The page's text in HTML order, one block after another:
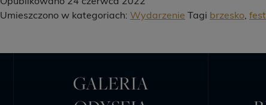
Umieszczono w kategoriach: Wydarzenie Tagi brzesko,
GALERIA